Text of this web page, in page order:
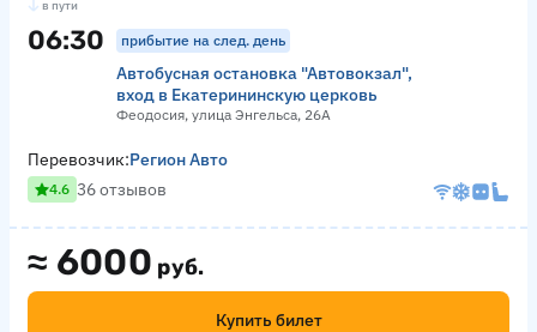
в пути
06:30 прибытие на след. день
Автобусная остановка "Автовокзал",
вход в Екатерининскую церковь
Феодосия, улица Энгельса, 26А
≈ 6000 руб.
Купить билет
Перевозчик:Регион Авто
4.6 36 отзывов